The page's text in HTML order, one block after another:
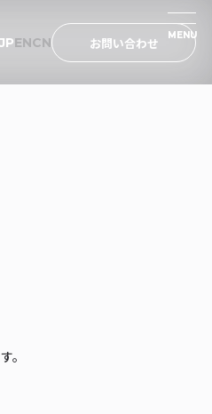
JPENCN お問い合わせ MENU
MENU
。